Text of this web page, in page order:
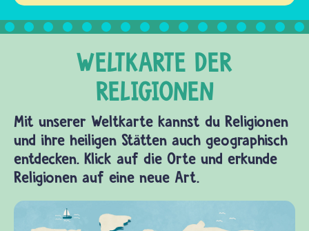
Mit unserer Weltkarte kannst du Religionen
und ihre heiligen Stätten auch geographisch
entdecken. Klick auf die Orte und erkunde
Religionen auf eine neue Art.